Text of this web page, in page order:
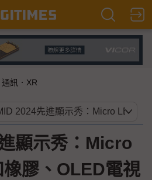
訊．XR
顯示秀：Micro
膠、OLED電視